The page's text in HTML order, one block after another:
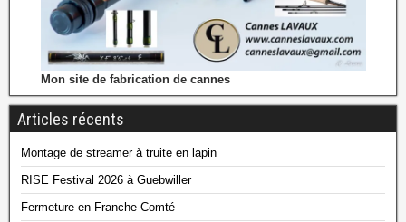
Mon site de fabrication de cannes
Articles récents
Montage de streamer à truite en lapin
RISE Festival 2026 à Guebwiller
Fermeture en Franche-Comté